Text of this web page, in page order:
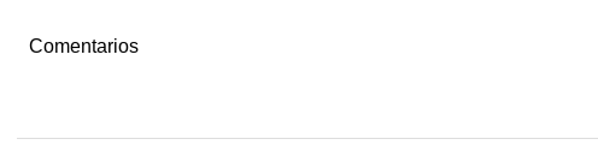
Comentarios